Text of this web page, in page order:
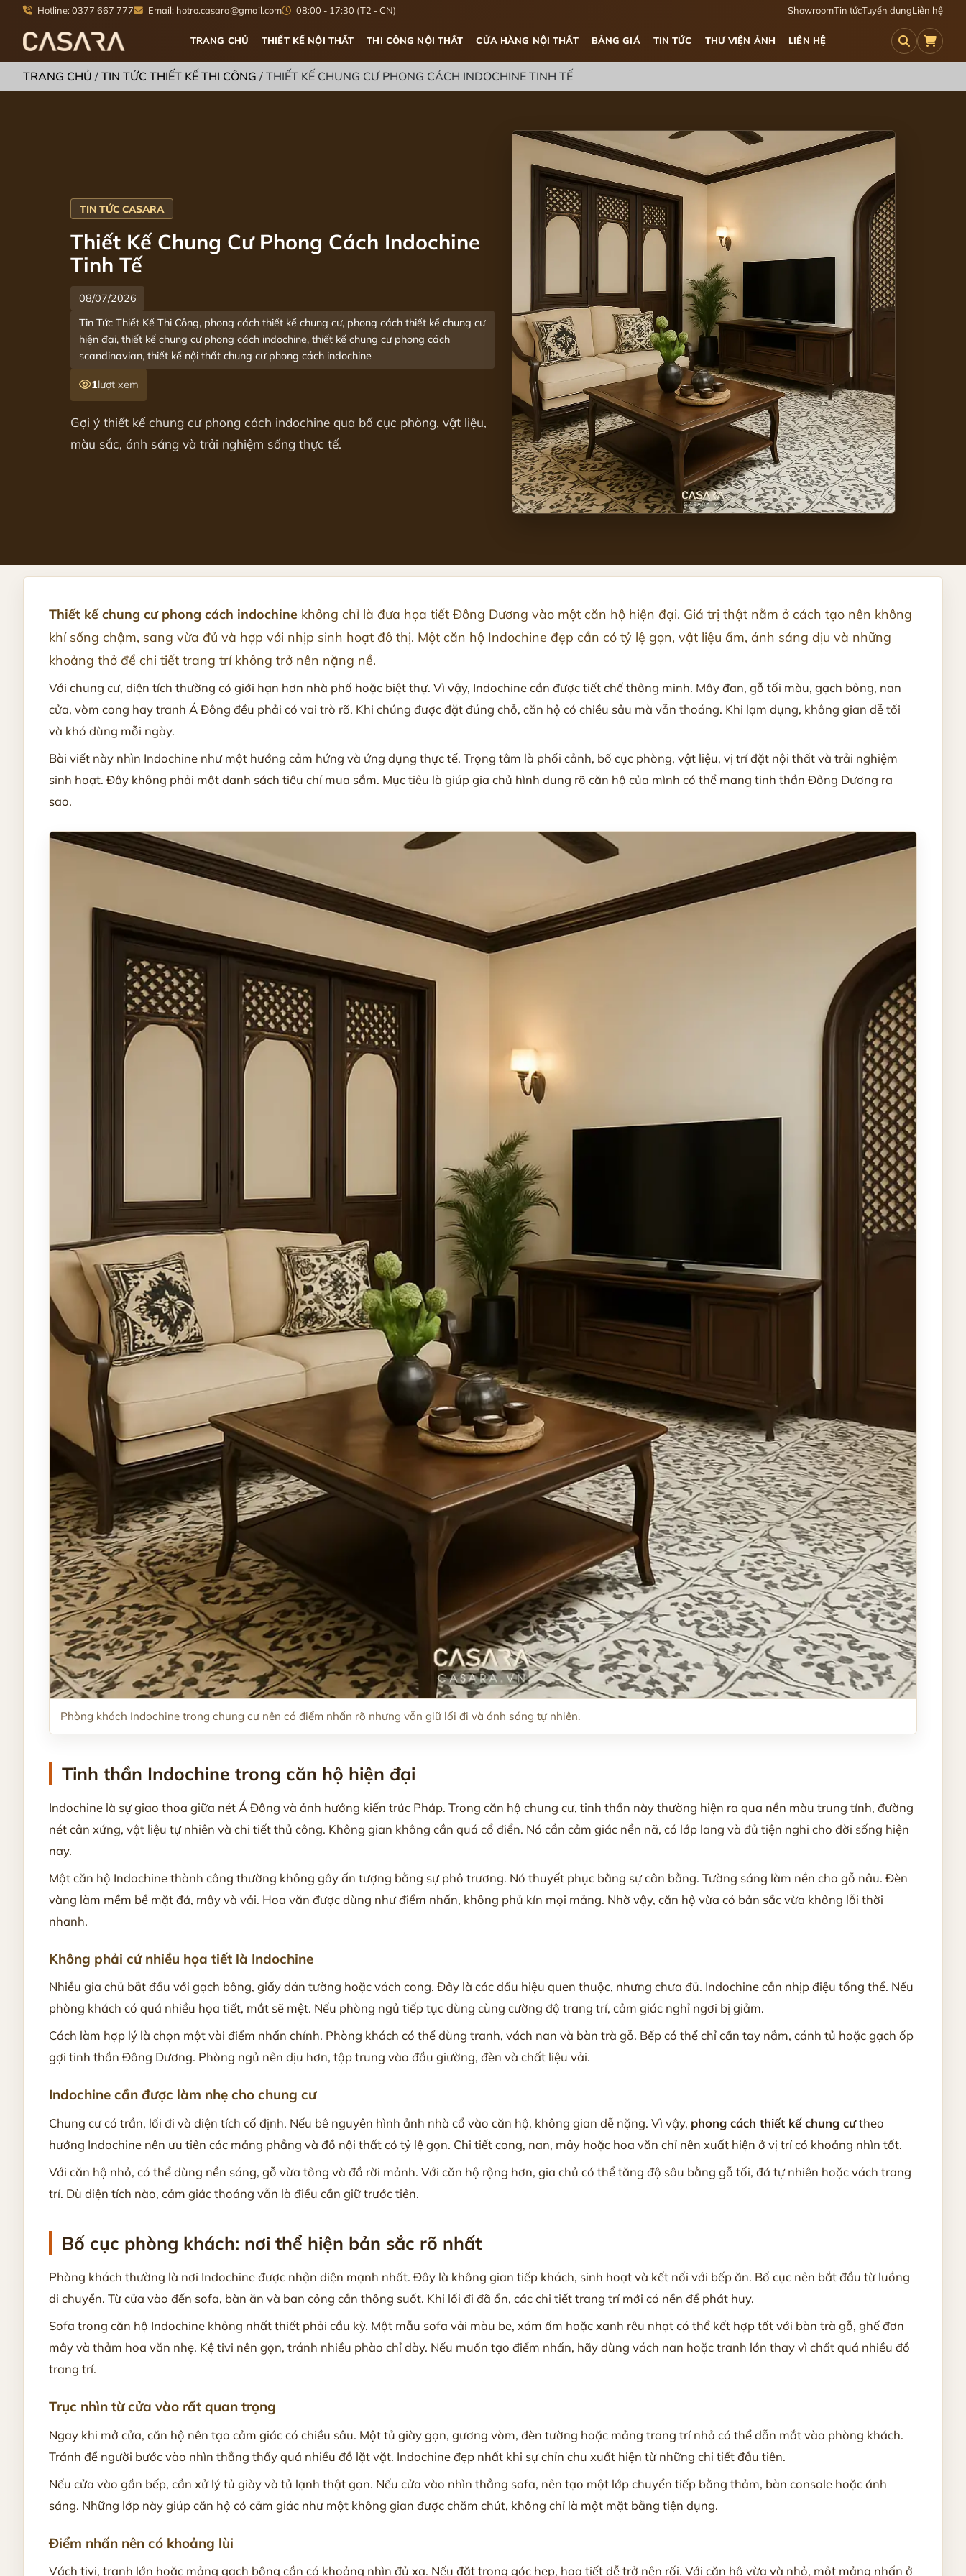
Hotline: 0377 667 777 Email: hotro.casara@gmail.com 08:00 - 17:30 (T2 - CN) ShowroomTin tứcTuyển dụngLiên hệ
TRANG CHỦ THIẾT KẾ NỘI THẤT THI CÔNG NỘI THẤT CỬA HÀNG NỘI THẤT BẢNG GIÁ TIN TỨC THƯ VIỆN ẢNH LIÊN HỆ
TRANG CHỦ / TIN TỨC THIẾT KẾ THI CÔNG / THIẾT KẾ CHUNG CƯ PHONG CÁCH INDOCHINE TINH TẾ
Thiết Kế Chung Cư Phong Cách Indochine
Tinh Tế
08/07/2026
Tin Tức Thiết Kế Thi Công, phong cách thiết kế chung cư, phong cách thiết kế chung cư
hiện đại, thiết kế chung cư phong cách indochine, thiết kế chung cư phong cách
scandinavian, thiết kế nội thất chung cư phong cách indochine
1lượt xem
Gợi ý thiết kế chung cư phong cách indochine qua bố cục phòng, vật liệu,
màu sắc, ánh sáng và trải nghiệm sống thực tế.
Thiết kế chung cư phong cách indochine không chỉ là đưa họa tiết Đông Dương vào một căn hộ hiện đại. Giá trị thật nằm ở cách tạo nên không
khí sống chậm, sang vừa đủ và hợp với nhịp sinh hoạt đô thị. Một căn hộ Indochine đẹp cần có tỷ lệ gọn, vật liệu ấm, ánh sáng dịu và những
khoảng thở để chi tiết trang trí không trở nên nặng nề.
Với chung cư, diện tích thường có giới hạn hơn nhà phố hoặc biệt thự. Vì vậy, Indochine cần được tiết chế thông minh. Mây đan, gỗ tối màu, gạch bông, nan
cửa, vòm cong hay tranh Á Đông đều phải có vai trò rõ. Khi chúng được đặt đúng chỗ, căn hộ có chiều sâu mà vẫn thoáng. Khi lạm dụng, không gian dễ tối
và khó dùng mỗi ngày.
Bài viết này nhìn Indochine như một hướng cảm hứng và ứng dụng thực tế. Trọng tâm là phối cảnh, bố cục phòng, vật liệu, vị trí đặt nội thất và trải nghiệm
sinh hoạt. Đây không phải một danh sách tiêu chí mua sắm. Mục tiêu là giúp gia chủ hình dung rõ căn hộ của mình có thể mang tinh thần Đông Dương ra
sao.
Phòng khách Indochine trong chung cư nên có điểm nhấn rõ nhưng vẫn giữ lối đi và ánh sáng tự nhiên.
Tinh thần Indochine trong căn hộ hiện đại
Indochine là sự giao thoa giữa nét Á Đông và ảnh hưởng kiến trúc Pháp. Trong căn hộ chung cư, tinh thần này thường hiện ra qua nền màu trung tính, đường
nét cân xứng, vật liệu tự nhiên và chi tiết thủ công. Không gian không cần quá cổ điển. Nó cần cảm giác nền nã, có lớp lang và đủ tiện nghi cho đời sống hiện
nay.
Một căn hộ Indochine thành công thường không gây ấn tượng bằng sự phô trương. Nó thuyết phục bằng sự cân bằng. Tường sáng làm nền cho gỗ nâu. Đèn
vàng làm mềm bề mặt đá, mây và vải. Hoa văn được dùng như điểm nhấn, không phủ kín mọi mảng. Nhờ vậy, căn hộ vừa có bản sắc vừa không lỗi thời
nhanh.
Không phải cứ nhiều họa tiết là Indochine
Nhiều gia chủ bắt đầu với gạch bông, giấy dán tường hoặc vách cong. Đây là các dấu hiệu quen thuộc, nhưng chưa đủ. Indochine cần nhịp điệu tổng thể. Nếu
phòng khách có quá nhiều họa tiết, mắt sẽ mệt. Nếu phòng ngủ tiếp tục dùng cùng cường độ trang trí, cảm giác nghỉ ngơi bị giảm.
Cách làm hợp lý là chọn một vài điểm nhấn chính. Phòng khách có thể dùng tranh, vách nan và bàn trà gỗ. Bếp có thể chỉ cần tay nắm, cánh tủ hoặc gạch ốp
gợi tinh thần Đông Dương. Phòng ngủ nên dịu hơn, tập trung vào đầu giường, đèn và chất liệu vải.
Indochine cần được làm nhẹ cho chung cư
Chung cư có trần, lối đi và diện tích cố định. Nếu bê nguyên hình ảnh nhà cổ vào căn hộ, không gian dễ nặng. Vì vậy, phong cách thiết kế chung cưtheo
hướng Indochine nên ưu tiên các mảng phẳng và đồ nội thất có tỷ lệ gọn. Chi tiết cong, nan, mây hoặc hoa văn chỉ nên xuất hiện ở vị trí có khoảng nhìn tốt.
Với căn hộ nhỏ, có thể dùng nền sáng, gỗ vừa tông và đồ rời mảnh. Với căn hộ rộng hơn, gia chủ có thể tăng độ sâu bằng gỗ tối, đá tự nhiên hoặc vách trang
trí. Dù diện tích nào, cảm giác thoáng vẫn là điều cần giữ trước tiên.
Bố cục phòng khách: nơi thể hiện bản sắc rõ nhất
Phòng khách thường là nơi Indochine được nhận diện mạnh nhất. Đây là không gian tiếp khách, sinh hoạt và kết nối với bếp ăn. Bố cục nên bắt đầu từ luồng
di chuyển. Từ cửa vào đến sofa, bàn ăn và ban công cần thông suốt. Khi lối đi đã ổn, các chi tiết trang trí mới có nền để phát huy.
Sofa trong căn hộ Indochine không nhất thiết phải cầu kỳ. Một mẫu sofa vải màu be, xám ấm hoặc xanh rêu nhạt có thể kết hợp tốt với bàn trà gỗ, ghế đơn
mây và thảm hoa văn nhẹ. Kệ tivi nên gọn, tránh nhiều phào chỉ dày. Nếu muốn tạo điểm nhấn, hãy dùng vách nan hoặc tranh lớn thay vì chất quá nhiều đồ
trang trí.
Trục nhìn từ cửa vào rất quan trọng
Ngay khi mở cửa, căn hộ nên tạo cảm giác có chiều sâu. Một tủ giày gọn, gương vòm, đèn tường hoặc mảng trang trí nhỏ có thể dẫn mắt vào phòng khách.
Tránh để người bước vào nhìn thẳng thấy quá nhiều đồ lặt vặt. Indochine đẹp nhất khi sự chỉn chu xuất hiện từ những chi tiết đầu tiên.
Nếu cửa vào gần bếp, cần xử lý tủ giày và tủ lạnh thật gọn. Nếu cửa vào nhìn thẳng sofa, nên tạo một lớp chuyển tiếp bằng thảm, bàn console hoặc ánh
sáng. Những lớp này giúp căn hộ có cảm giác như một không gian được chăm chút, không chỉ là một mặt bằng tiện dụng.
Điểm nhấn nên có khoảng lùi
Vách tivi, tranh lớn hoặc mảng gạch bông cần có khoảng nhìn đủ xa. Nếu đặt trong góc hẹp, họa tiết dễ trở nên rối. Với căn hộ vừa và nhỏ, một mảng nhấn ở